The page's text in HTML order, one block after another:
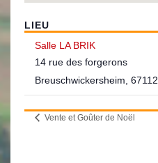
LIEU
Salle LA BRIK
14 rue des forgerons
Breuschwickersheim 67112
Vente et Goûter de Noël